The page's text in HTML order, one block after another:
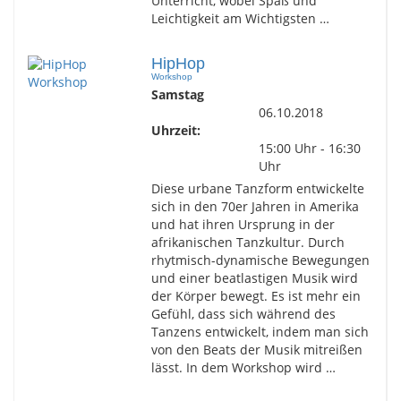
Leichtigkeit am Wichtigsten …
HipHop
Workshop
Samstag
06.10.2018
Uhrzeit:
15:00 Uhr - 16:30
Uhr
Diese urbane Tanzform entwickelte
sich in den 70er Jahren in Amerika
und hat ihren Ursprung in der
afrikanischen Tanzkultur. Durch
rhytmisch-dynamische Bewegungen
und einer beatlastigen Musik wird
der Körper bewegt. Es ist mehr ein
Gefühl, dass sich während des
Tanzens entwickelt, indem man sich
von den Beats der Musik mitreißen
lässt. In dem Workshop wird …